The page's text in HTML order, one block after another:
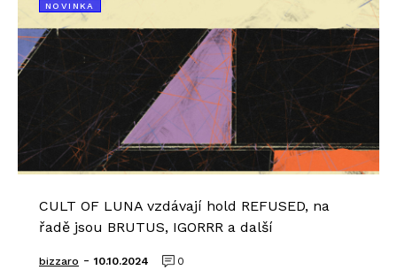
NOVINKA
CULT OF LUNA vzdávají hold REFUSED, na
řadě jsou BRUTUS, IGORRR a další
bizzaro - 10.10.2024 0